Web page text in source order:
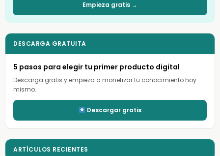
Empieza gratis →
DESCARGA GRATUITA
5 pasos para elegir tu primer producto digital
Descarga gratis y empieza a monetizar tu conocimiento hoy
mismo.
Descargar gratis
ARTÍCULOS RECIENTES